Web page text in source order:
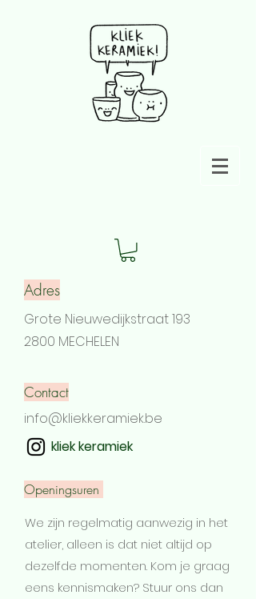
Adres
Grote Nieuwedijkstraat 193
2800 MECHELEN
Contact
info@kliekkeramiek.be
kliek keramiek
Openingsuren
We zijn regelmatig aanwezig in het
atelier, alleen is dat niet altijd op
dezelfde momenten. Kom je graag
eens kennismaken? Stuur ons dan